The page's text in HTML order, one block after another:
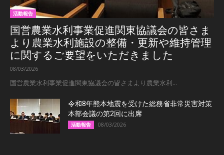
活動報告
国営農業水利事業促進関東協議会の皆さま
より農業水利施設の整備・更新や維持管理
に関するご要望をいただきました
08/03/2026
国営農業水利事業促進関東協議会の皆さまより農業水利...
令和8年熊本地震を受けた総務省非常災害対策
本部会議の第2回に出席
活動報告 08/03/2026